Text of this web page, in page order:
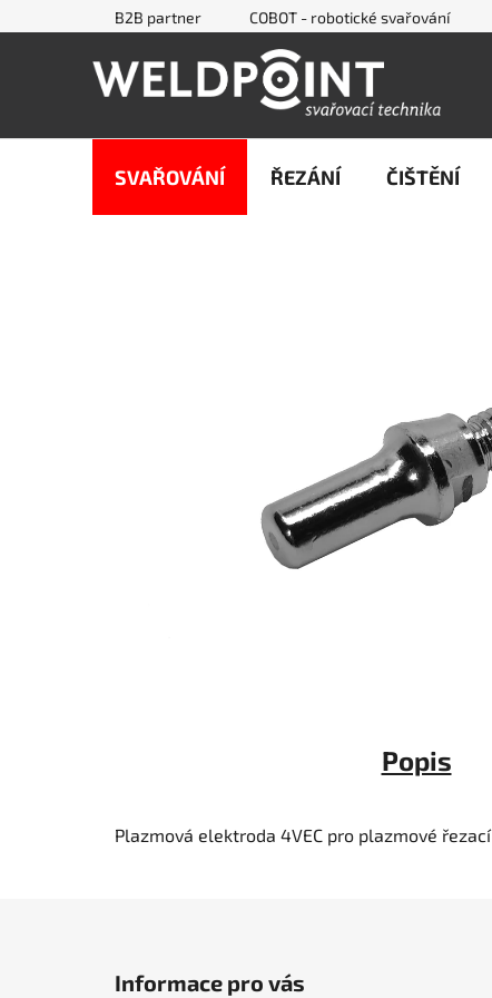
na
B2B partner COBOT - robotické svařování
SVAŘOVÁNÍ ŘEZÁNÍ ČIŠTĚNÍ
Popis
Plazmová elektroda 4VEC pro plazmové
Informace pro vás